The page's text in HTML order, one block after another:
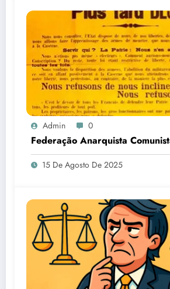
Admin 0
Federação Anarquista
15 De Agosto De 2025